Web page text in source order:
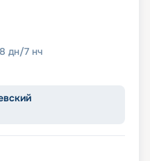
8 дн/7 нч